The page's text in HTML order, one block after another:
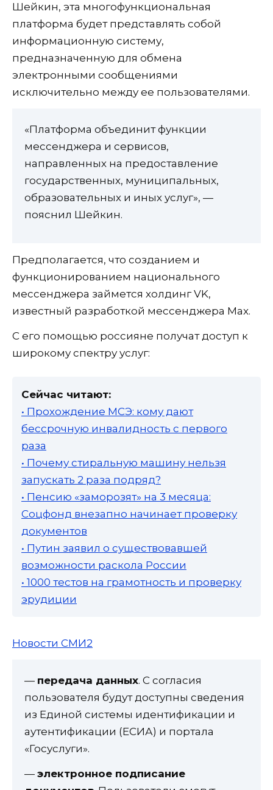
Шейкин, эта многофункциональная
платформа будет представлять собой
информационную систему,
предназначенную для обмена
электронными сообщениями
исключительно между ее пользователями.
«Платформа объединит функции
мессенджера и сервисов,
направленных на предоставление
государственных, муниципальных,
образовательных и иных услуг», —
пояснил Шейкин.
Предполагается, что созданием и
функционированием национального
мессенджера займется холдинг VK,
известный разработкой мессенджера Max.
С его помощью россияне получат доступ к
широкому спектру услуг:
Сейчас читают:
• Прохождение МСЭ: кому дают
бессрочную инвалидность с первого
раза
• Почему стиральную машину нельзя
запускать 2 раза подряд?
• Пенсию «заморозят» на 3 месяца:
Соцфонд внезапно начинает проверку
документов
• Путин заявил о существовавшей
возможности раскола России
• 1000 тестов на грамотность и проверку
эрудиции
Новости СМИ2
— передача данных. С согласия
пользователя будут доступны сведения
из Единой системы идентификации и
аутентификации (ЕСИА) и портала
«Госуслуги».
— электронное подписание